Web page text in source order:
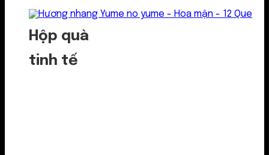
Hộp quà
tinh tế